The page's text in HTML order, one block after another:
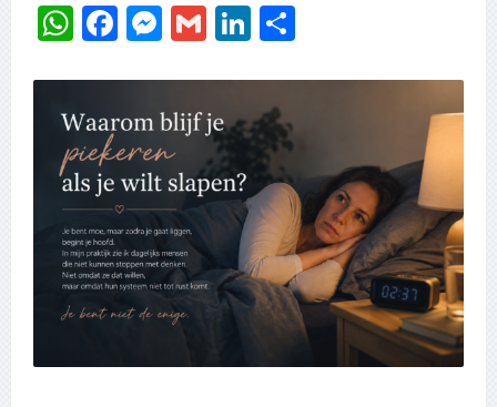
WhatsApp
Facebook
Messenger
GmailLinkedIn